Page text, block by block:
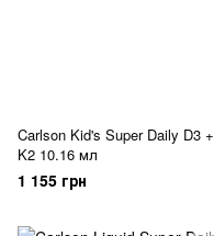
Carlson Kid's Super Daily D3 +
K2 10.16 мл
1 155 грн